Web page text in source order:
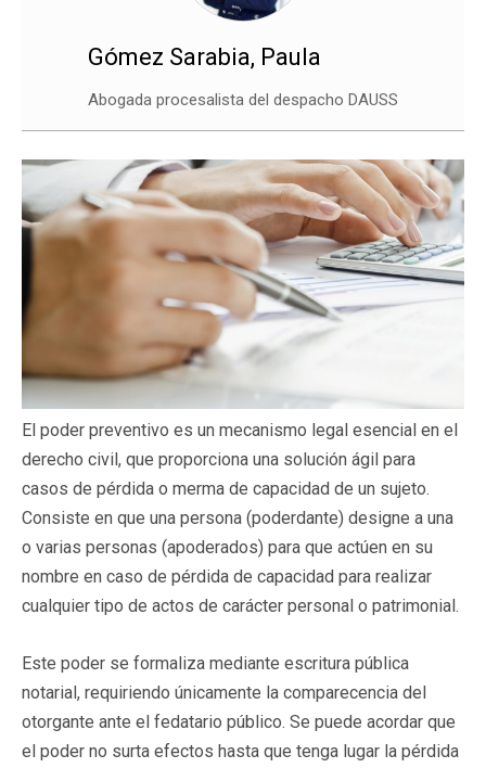
Gómez Sarabia, Paula
Abogada procesalista del despacho DAUSS
El poder preventivo es un mecanismo legal esencial en el
derecho civil, que proporciona una solución ágil para
casos de pérdida o merma de capacidad de un sujeto.
Consiste en que una persona (poderdante) designe a una
o varias personas (apoderados) para que actúen en su
nombre en caso de pérdida de capacidad para realizar
cualquier tipo de actos de carácter personal o patrimonial.
Este poder se formaliza mediante escritura pública
notarial, requiriendo únicamente la comparecencia del
otorgante ante el fedatario público. Se puede acordar que
el poder no surta efectos hasta que tenga lugar la pérdida